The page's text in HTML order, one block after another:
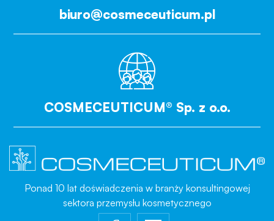
biuro@cosmeceuticum.pl
COSMECEUTICUM® Sp. z o.o.
Ponad 10 lat doświadczenia w branży konsultingowej
sektora przemysłu kosmetycznego